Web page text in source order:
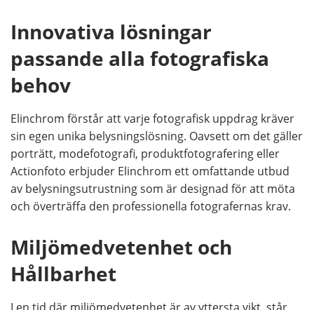
Innovativa lösningar
passande alla fotografiska
behov
Elinchrom förstår att varje fotografisk uppdrag kräver
sin egen unika belysningslösning. Oavsett om det gäller
porträtt, modefotografi, produktfotografering eller
Actionfoto erbjuder Elinchrom ett omfattande utbud
av belysningsutrustning som är designad för att möta
och överträffa den professionella fotografernas krav.
Miljömedvetenhet och
Hållbarhet